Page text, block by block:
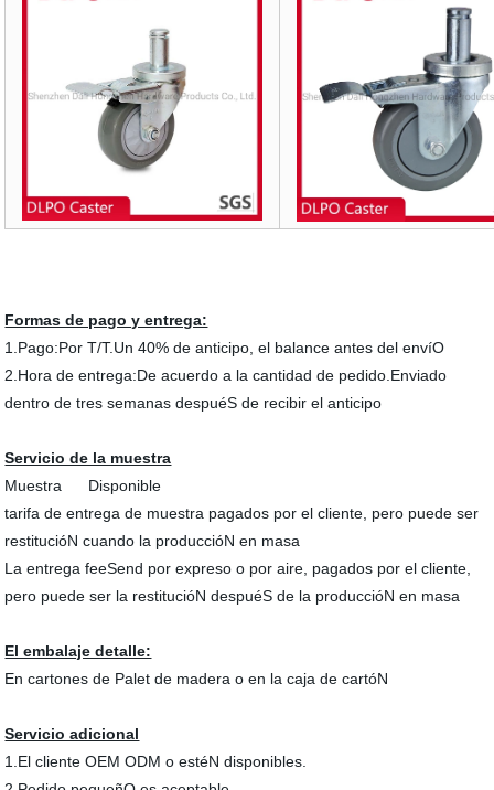
Formas de pago y entrega:
1.Pago:Por T/T.Un 40% de anticipo, el balance antes del envíO
2.Hora de entrega:De acuerdo a la cantidad de pedido.Enviado
dentro de tres semanas despuéS de recibir el anticipo
Servicio de la muestra
Muestra Disponible
tarifa de entrega de muestra pagados por el cliente, pero puede ser
restitucióN cuando la produccióN en masa
La entrega feeSend por expreso o por aire, pagados por el cliente,
pero puede ser la restitucióN despuéS de la produccióN en masa
El embalaje detalle:
En cartones de Palet de madera o en la caja de cartóN
Servicio adicional
1.El cliente OEM ODM o estéN disponibles.